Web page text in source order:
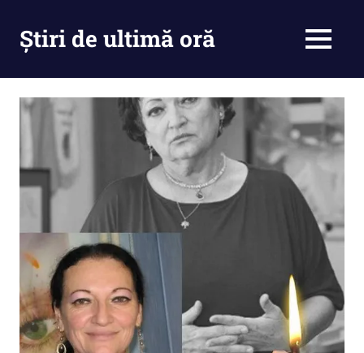
contentȘtiri de ultimă oră
ramâi
MENU